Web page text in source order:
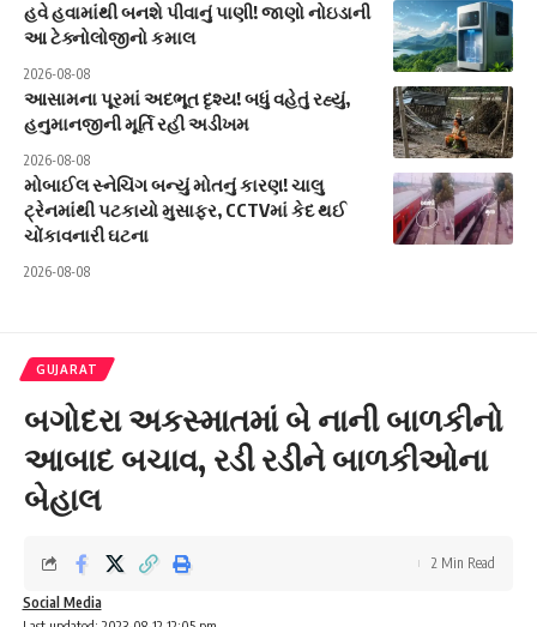
હવે હવામાંથી બનશે પીવાનું પાણી! જાણો નોઇડાની
આ ટેક્નોલોજીનો કમાલ
2026-08-08
આસામના પૂરમાં અદભૂત દૃશ્ય! બધું વહેતું રહ્યું,
હનુમાનજીની મૂર્તિ રહી અડીખમ
2026-08-08
મોબાઈલ સ્નેચિંગ બન્યું મોતનું કારણ! ચાલુ
ટ્રેનમાંથી પટકાયો મુસાફર, CCTVમાં કેદ થઈ
ચોંકાવનારી ઘટના
2026-08-08
GUJARAT
બગોદરા અકસ્માતમાં બે નાની બાળકીનો
આબાદ બચાવ, રડી રડીને બાળકીઓના
બેહાલ
Social Media
2 Min Read